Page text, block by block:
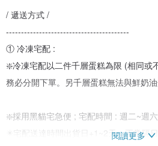
/ 遞送方式 /
-----------------------------------------
① 冷凍宅配 :
❇️冷凍宅配以二件千層蛋糕為限 (相同或
務必分開下單。另千層蛋糕無法與鮮奶油
❇️採用黑貓宅急便 ; 宅配時間 : 週二~週六
✴️宅配送達時間出貨日+1~2天，正常隔日
閱讀更多